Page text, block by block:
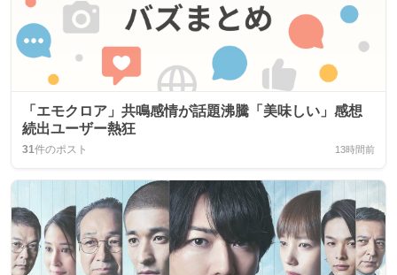
「エモクロア」共鳴感情が話題沸騰「美味しい」感想
続出ユーザー熱狂
31件のポスト 13時間前